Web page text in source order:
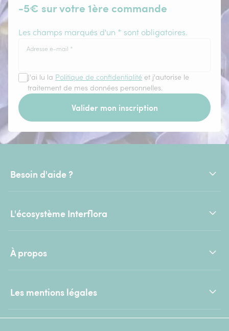
-5€ sur votre 1ère commande
Les champs marqués d'un * sont obligatoires.
Adresse e-mail *
J'ai lu la Politique de confidentialité et j'autorise le
traitement de mes données personnelles.
Valider mon inscription
Besoin d'aide ?
L'écosystème Interflora
À propos
Les mentions légales